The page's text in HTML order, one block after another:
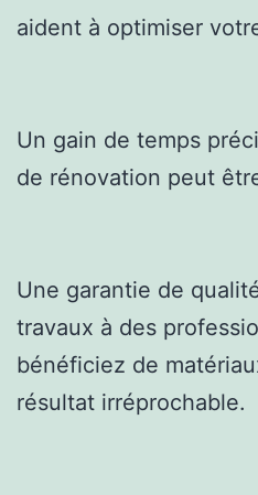
aident à optimiser
Un gain de temps
de rénovation peut
Une garantie de
travaux à des
bénéficiez de
résultat irréprochable.